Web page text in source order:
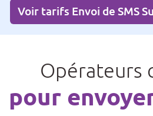
Voir tarifs Envoi de SMS
Opérateurs
pour